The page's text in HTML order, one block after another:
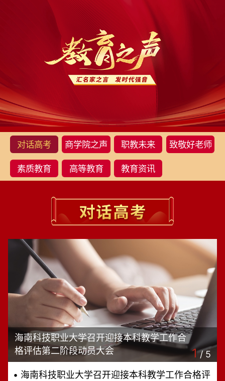
对话高考 商学院之声 职教未来 致敬好老师
素质教育 高等教育 教育资讯
海南科技职业大学召开迎接本科教学工作合
格评估第二阶段动员大会
1/5
• 海南科技职业大学召开迎接本科教学工作合格评